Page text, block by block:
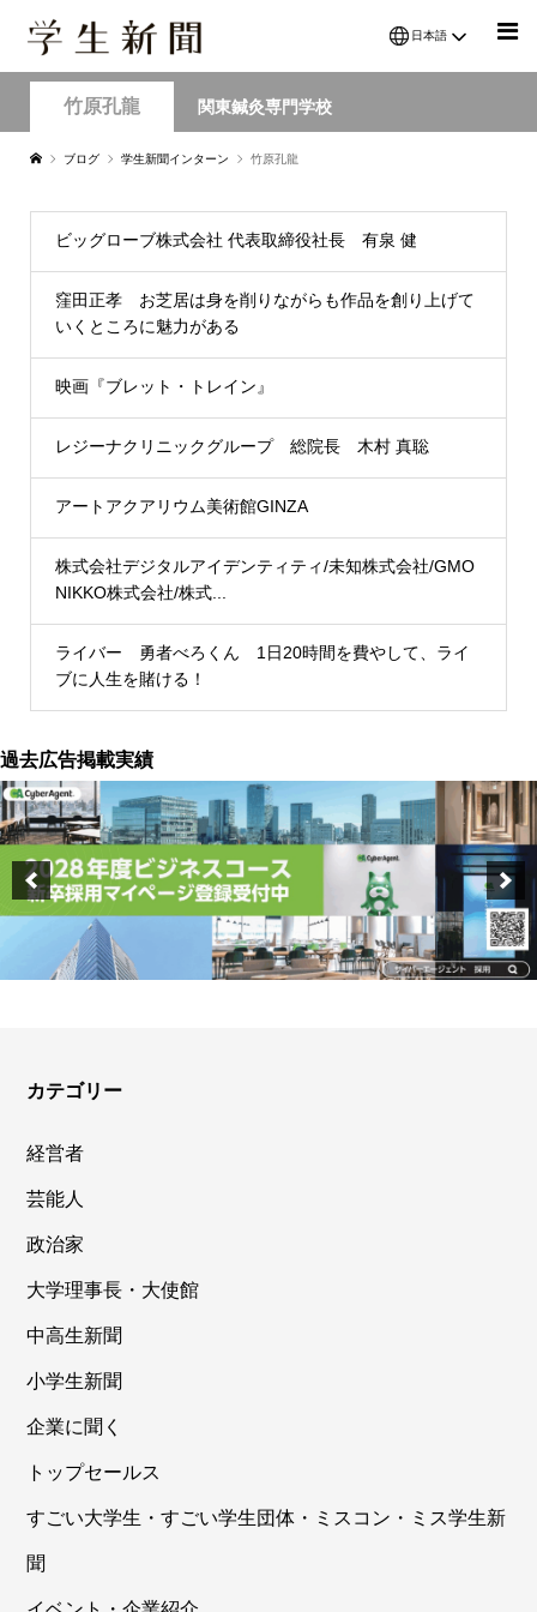
日本語
竹原孔龍 関東鍼灸専門学校
ブログ 学生新聞インターン 竹原孔龍
ビッグローブ株式会社 代表取締役社長 有泉 健
窪田正孝 お芝居は身を削りながらも作品を創り上げて
いくところに魅力がある
映画『ブレット・トレイン』
レジーナクリニックグループ 総院長 木村 真聡
アートアクアリウム美術館GINZA
株式会社デジタルアイデンティティ/未知株式会社/GMO
NIKKO株式会社/株式...
ライバー 勇者べろくん 1日20時間を費やして、ライ
ブに人生を賭ける！
過去広告掲載実績
カテゴリー
経営者
芸能人
政治家
大学理事長・大使館
中高生新聞
小学生新聞
企業に聞く
トップセールス
すごい大学生・すごい学生団体・ミスコン・ミス学生新
聞